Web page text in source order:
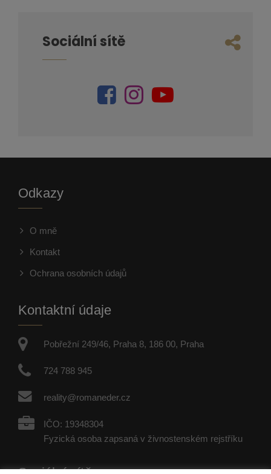
Sociální sítě
Odkazy
O mně
Kontakt
Ochrana osobních údajů
Kontaktní údaje
Pobřežní 249/46, Praha 8, 186 00, Praha
724 788 945
reality@romaneder.cz
IČO: 19348304
Fyzická osoba zapsaná v živnostenském rejstříku